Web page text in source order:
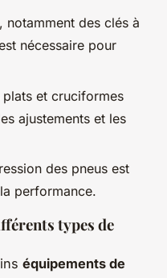
notamment des clés à
nécessaire pour
et cruciformes
ajustements et les
des pneus est
performance.
types de
équipements de